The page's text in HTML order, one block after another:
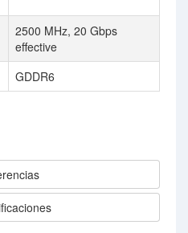
2500 MHz, 20 Gbps
effective
GDDR6